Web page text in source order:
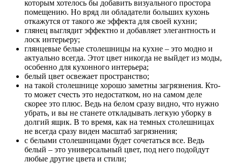
которым хотелось бы добавить визуального простора
помещению. Но вряд ли обладатели больших кухонь
откажутся от такого же эффекта для своей кухни;
глянец выглядит эффектно и добавляет элегантность и
лоск интерьеру;
глянцевые белые столешницы на кухне – это модно и
актуально всегда. Этот цвет никогда не выйдет из моды,
особенно для кухонного интерьера;
белый цвет освежает пространство;
на такой столешнице хорошо заметны загрязнения. Кто-
то может счесть это недостатком, но на самом деле
скорее это плюс. Ведь на белом сразу видно, что нужно
убрать, и вы не станете откладывать легкую уборку в
долгий ящик. В то время, как на темных столешницах
не всегда сразу виден масштаб загрязнения;
с белыми столешницами будет сочетаться все. Ведь
белый – это универсальный цвет, под него подойдут
любые другие цвета и стили;